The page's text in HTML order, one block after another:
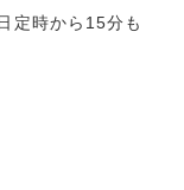
定時から15分も